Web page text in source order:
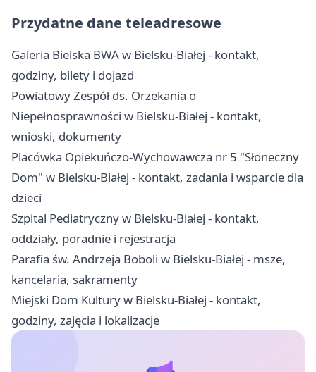
Przydatne dane teleadresowe
Galeria Bielska BWA w Bielsku-Białej - kontakt,
godziny, bilety i dojazd
Powiatowy Zespół ds. Orzekania o
Niepełnosprawności w Bielsku-Białej - kontakt,
wnioski, dokumenty
Placówka Opiekuńczo-Wychowawcza nr 5 "Słoneczny
Dom" w Bielsku-Białej - kontakt, zadania i wsparcie dla
dzieci
Szpital Pediatryczny w Bielsku-Białej - kontakt,
oddziały, poradnie i rejestracja
Parafia św. Andrzeja Boboli w Bielsku-Białej - msze,
kancelaria, sakramenty
Miejski Dom Kultury w Bielsku-Białej - kontakt,
godziny, zajęcia i lokalizacje